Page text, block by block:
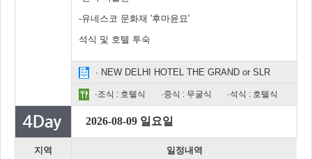
-유네스코 문화재 '후마윤묘'
석식 및 호텔 투숙
· NEW DELHI HOTEL THE GRAND or SLR
·조식 : 호텔식 ·중식 : 무굴식 ·석식 : 호텔식
2026-08-09 일요일
지역 일정내역